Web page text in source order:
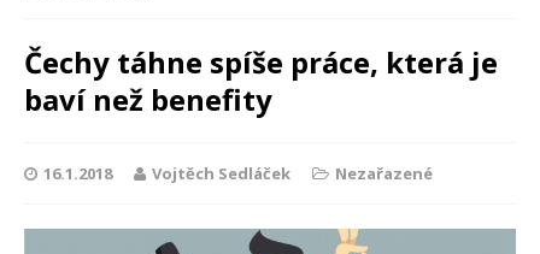
Čechy táhne spíše práce, která je
baví než benefity
16.1.2018 Vojtěch Sedláček Nezařazené